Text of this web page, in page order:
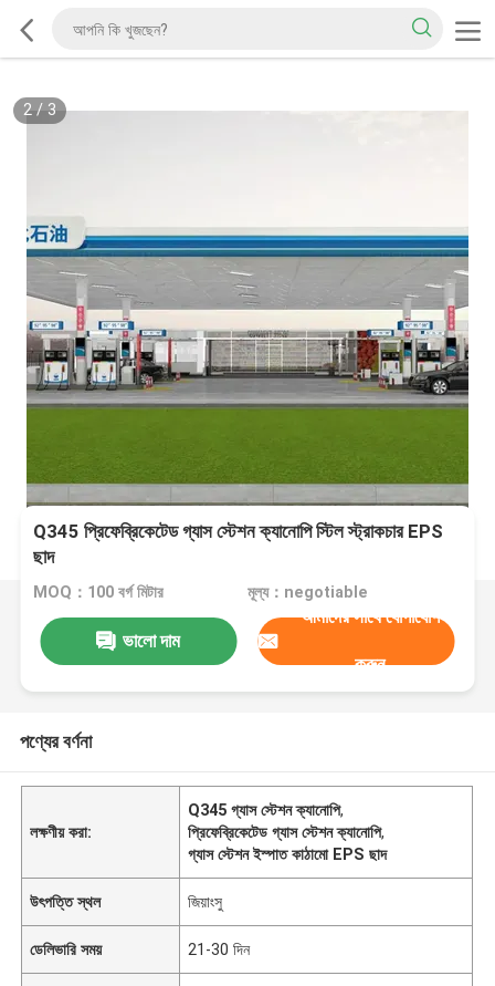
2/ 3
Q345 প্রিফেব্রিকেটেড গ্যাস স্টেশন ক্যানোপি স্টিল স্ট্রাকচার EPS
ছাদ
MOQ：100 বর্গ মিটার মূল্য：negotiable
ভালো দাম
আমাদের সাথে যোগাযোগ
করুন
পণ্যের বর্ণনা
লক্ষণীয় করা:
Q345 গ্যাস স্টেশন ক্যানোপি,
প্রিফেব্রিকেটেড গ্যাস স্টেশন ক্যানোপি,
গ্যাস স্টেশন ইস্পাত কাঠামো EPS ছাদ
উৎপত্তি স্থল জিয়াংসু
ডেলিভারি সময় 21-30 দিন